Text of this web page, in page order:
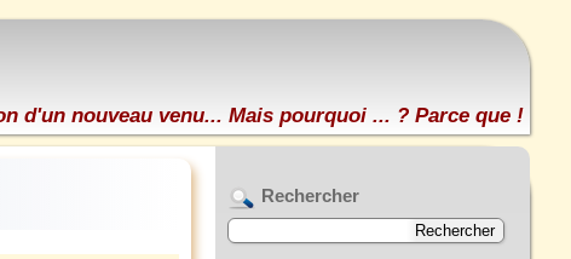
d'un nouveau venu... Mais pourquoi ... ? Parce que !
Rechercher